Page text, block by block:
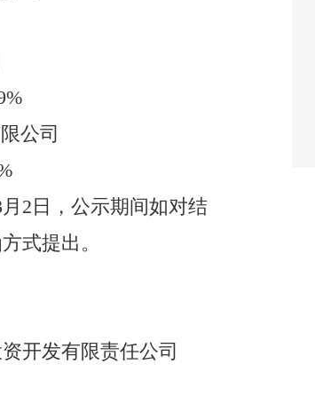
公司
月 2日 ，公示期间如对结
式提出。
开发有限责任公司